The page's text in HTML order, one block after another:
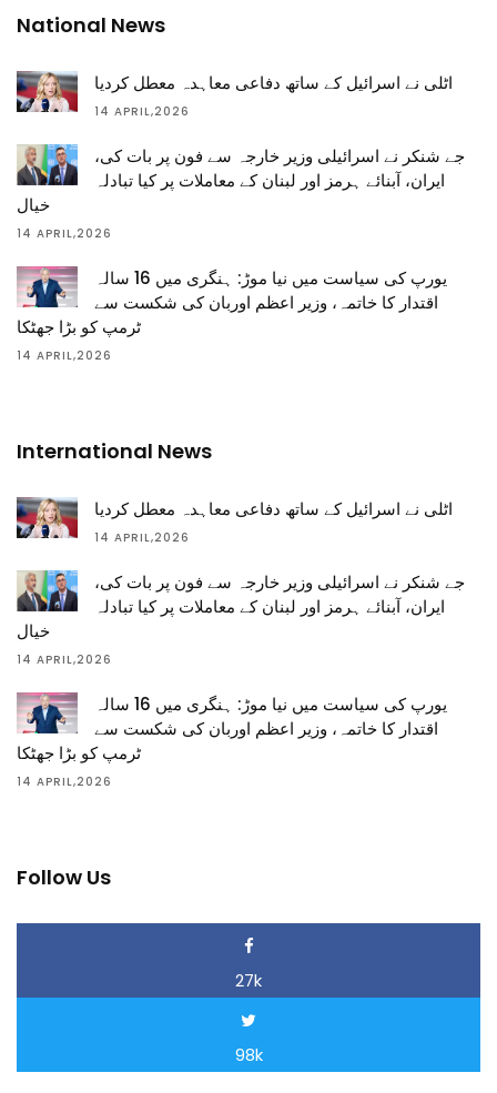
National News
اٹلی نے اسرائیل کے ساتھ دفاعی معاہدہ معطل کردیا
14 APRIL,2026
جے شنکر نے اسرائیلی وزیر خارجہ سے فون پر بات کی،
ایران، آبنائے ہرمز اور لبنان کے معاملات پر کیا تبادلہ
خیال
14 APRIL,2026
یورپ کی سیاست میں نیا موڑ: ہنگری میں 16 سالہ
اقتدار کا خاتمہ، وزیر اعظم اوربان کی شکست سے
ٹرمپ کو بڑا جھٹکا
14 APRIL,2026
International News
اٹلی نے اسرائیل کے ساتھ دفاعی معاہدہ معطل کردیا
14 APRIL,2026
جے شنکر نے اسرائیلی وزیر خارجہ سے فون پر بات کی،
ایران، آبنائے ہرمز اور لبنان کے معاملات پر کیا تبادلہ
خیال
14 APRIL,2026
یورپ کی سیاست میں نیا موڑ: ہنگری میں 16 سالہ
اقتدار کا خاتمہ، وزیر اعظم اوربان کی شکست سے
ٹرمپ کو بڑا جھٹکا
14 APRIL,2026
Follow Us
27k
98k